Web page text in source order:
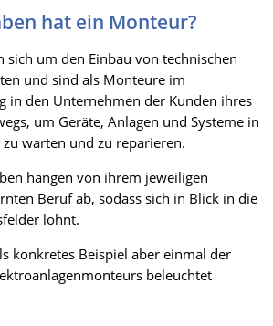
hat ein Monteur?
um den Einbau von technischen
und sind als Monteure im
in den Unternehmen der Kunden ihres
um Geräte, Anlagen und Systeme in
warten und zu reparieren.
hängen von ihrem jeweiligen
Beruf ab, sodass sich in Blick in die
lohnt.
konkretes Beispiel aber einmal der
beleuchtet